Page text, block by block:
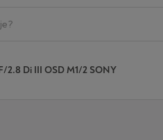
2.8 Di III OSD M1/2 SONY